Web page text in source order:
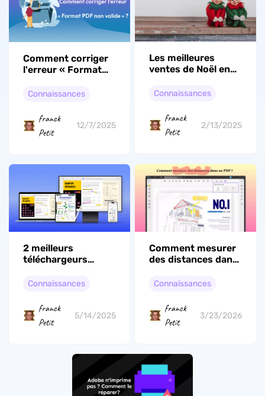
Comment corriger
l'erreur « Format
solutions efficaces
Connaissances
franck
Petit
12/7/2025
Les meilleures
ventes de Noël en
vous pour la fête
Connaissances
franck
Petit
2/13/2025
2 meilleurs
téléchargeurs
Connaissances
franck
Petit
5/14/2025
Comment mesurer
des distances dans
complet
Connaissances
franck
Petit
3/23/2026